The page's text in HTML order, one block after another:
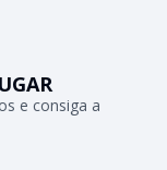
e consiga a